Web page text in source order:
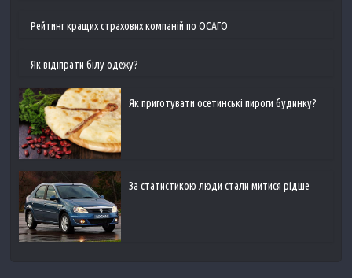
Рейтинг кращих страхових компаній по ОСАГО
Як відіпрати білу одежу?
Як приготувати осетинські пироги будинку?
За статистикою люди стали митися рідше